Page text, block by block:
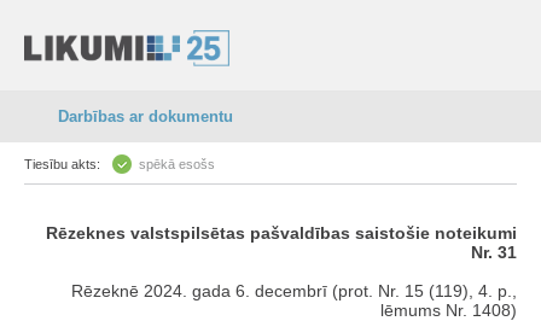
Darbības ar dokumentu
Tiesību akts: spēkā esošs
Rēzeknes valstspilsētas pašvaldības saistošie noteikumi
Nr. 31
Rēzeknē 2024. gada 6. decembrī (prot. Nr. 15 (119), 4. p.,
lēmums Nr. 1408)